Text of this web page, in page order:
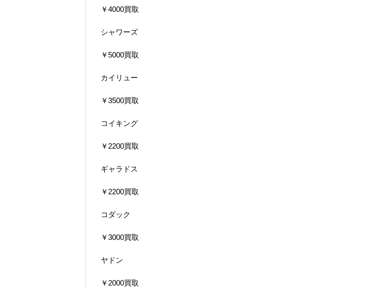
￥4000買取
シャワーズ
￥5000買取
カイリュー
￥3500買取
コイキング
￥2200買取
ギャラドス
￥2200買取
コダック
￥3000買取
ヤドン
￥2000買取